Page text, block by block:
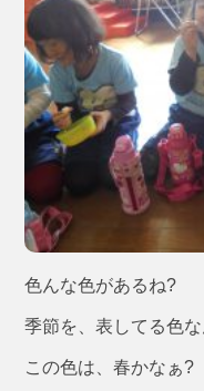
色んな色があるね?
季節を、表してる色
この色は、春かなぁ?